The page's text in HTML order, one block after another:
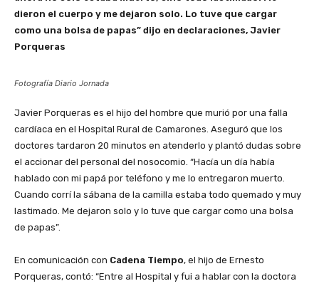
dieron el cuerpo y me dejaron solo. Lo tuve que cargar
como una bolsa de papas” dijo en declaraciones, Javier
Porqueras
Fotografía Diario Jornada
Javier Porqueras es el hijo del hombre que murió por una falla
cardíaca en el Hospital Rural de Camarones. Aseguró que los
doctores tardaron 20 minutos en atenderlo y plantó dudas sobre
el accionar del personal del nosocomio. “Hacía un día había
hablado con mi papá por teléfono y me lo entregaron muerto.
Cuando corrí la sábana de la camilla estaba todo quemado y muy
lastimado. Me dejaron solo y lo tuve que cargar como una bolsa
de papas”.
En comunicación con Cadena Tiempo, el hijo de Ernesto
Porqueras, contó: “Entre al Hospital y fui a hablar con la doctora